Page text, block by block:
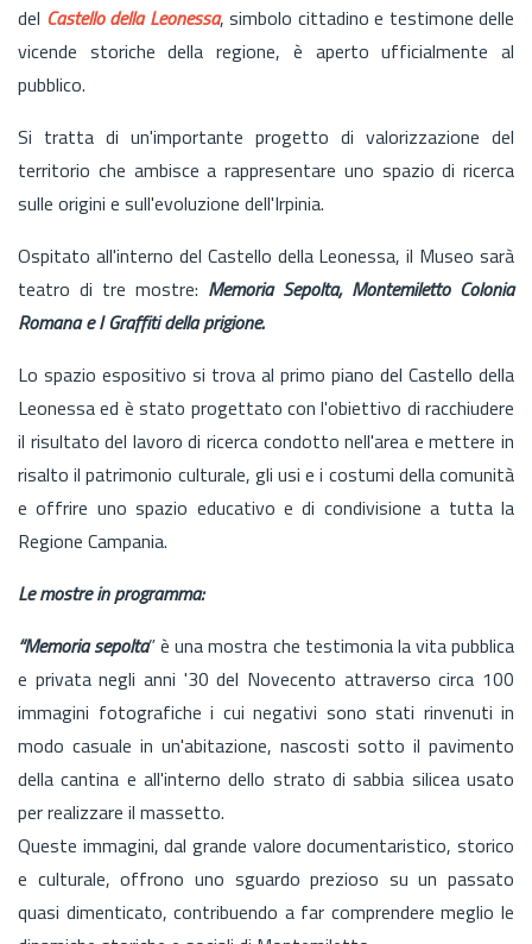
del Castello della Leonessa, simbolo cittadino e testimone delle
vicende storiche della regione, è aperto ufficialmente al
pubblico.
Si tratta di un'importante progetto di valorizzazione del
territorio che ambisce a rappresentare uno spazio di ricerca
sulle origini e sull'evoluzione dell'Irpinia.
Ospitato all'interno del Castello della Leonessa, il Museo sarà
teatro di tre mostre: Memoria Sepolta, Montemiletto Colonia
Romana e I Graffiti della prigione.
Lo spazio espositivo si trova al primo piano del Castello della
Leonessa ed è stato progettato con l'obiettivo di racchiudere
il risultato del lavoro di ricerca condotto nell'area e mettere in
risalto il patrimonio culturale, gli usi e i costumi della comunità
e offrire uno spazio educativo e di condivisione a tutta la
Regione Campania.
Le mostre in programma:
“Memoria sepolta” è una mostra che testimonia la vita pubblica
e privata negli anni '30 del Novecento attraverso circa 100
immagini fotografiche i cui negativi sono stati rinvenuti in
modo casuale in un'abitazione, nascosti sotto il pavimento
della cantina e all'interno dello strato di sabbia silicea usato
per realizzare il massetto.
Queste immagini, dal grande valore documentaristico, storico
e culturale, offrono uno sguardo prezioso su un passato
quasi dimenticato, contribuendo a far comprendere meglio le